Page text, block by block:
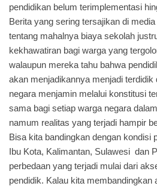
pendidikan belum terimplementasi
Berita yang sering tersajikan di
tentang mahalnya biaya sekolah
kekhawatiran bagi warga yang
walaupun mereka tahu bahwa
akan menjadikannya menjadi
negara menjamin melalui konstitusi
sama bagi setiap warga negara
namum realitas yang terjadi hampir
Bisa kita bandingkan dengan kondisi
Ibu Kota, Kalimantan, Sulawesi dan
perbedaan yang terjadi mulai dari
pendidik. Kalau kita membandingkan